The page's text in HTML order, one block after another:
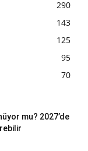
290
143
125
95
70
mu? 2027’de